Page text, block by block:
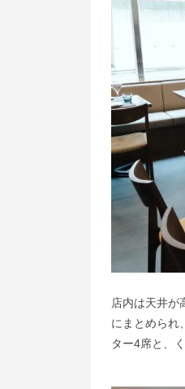
店内は天井が
にまとめられ
ター4席と、